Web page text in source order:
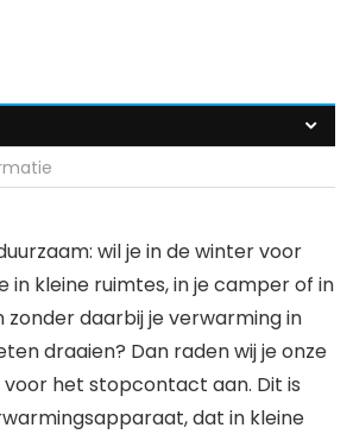
wil je in de winter voor
kleine ruimtes, in je camper of in
zonder daarbij je verwarming in
draaien? Dan raden wij je onze
het stopcontact aan. Dit is
dat in kleine